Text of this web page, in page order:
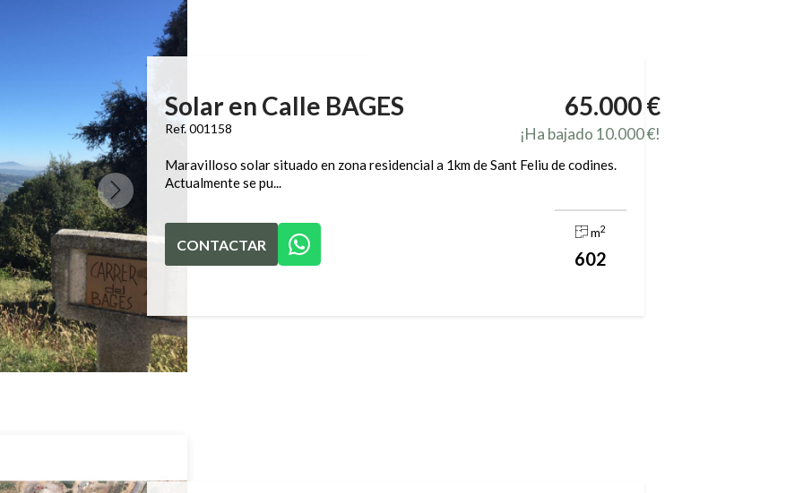
Solar en Calle BAGES
Ref. 001158
65.000 €
¡Ha bajado 10.000 €!
Maravilloso solar situado en zona residencial a 1km de Sant Feliu de codines.
Actualmente se pu...
CONTACTAR
m2
602